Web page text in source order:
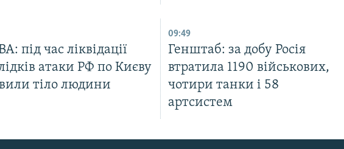
під час ліквідації
атаки РФ по Києву
тіло людини
09:49
Генштаб: за добу Росія
втратила 1190 військових,
чотири танки і 58
артсистем